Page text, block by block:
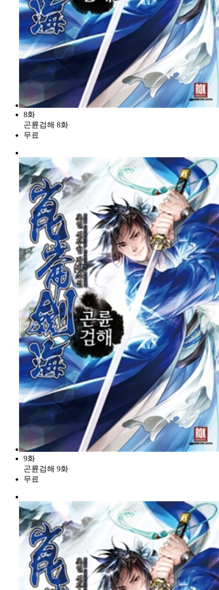
8화
곤륜검해 8화
무료
9화
곤륜검해 9화
무료